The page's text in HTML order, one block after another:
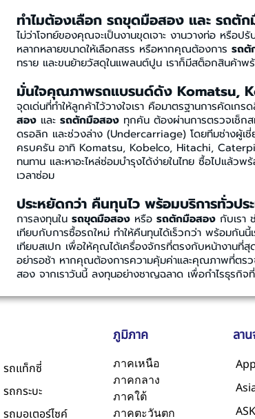
ทำไมต้องเลือก รถขุดมือสอง และ รถตัก
ไม่ว่าโจทย์ของคุณจะเป็นงานขุดเจาะ งานวางท่อ หรือ
หลากหลายขนาดให้เลือกสรร หรือหากคุณต้องการ รถตั
ทราย และขนย้ายวัสดุในแพลนต์ปูน เราก็มีสต็อกสินค้า
มั่นใจคุณภาพรถแบรนด์ดัง Komatsu,
จุดเด่นที่ทำให้ลูกค้าไว้วางใจเรา คือมาตรฐานการคัดเ
สอง และ รถตักมือสอง ทุกคัน ต้องผ่านการตรวจเช็ก
ดรอลิก และช่วงล่าง (Undercarriage) โดยทีมช่างผู้เ
ครบครัน อาทิ Komatsu, Kobelco, Hitachi,
ทนทาน และหาอะไหล่ซ่อมบำรุงได้ง่ายในไทย ซื้อไปแล้ว
เวลาซ่อม
ประหยัดกว่า คืนทุนไว พร้อมบริการทั่วปร
การลงทุนใน รถขุดมือสอง หรือ รถตักมือสอง กับเรา
เทียบกับการซื้อรถใหม่ ทำให้คืนทุนได้เร็วกว่า พร้อมกัน
เทียบสเปก เพื่อให้คุณได้เครื่องจักรที่ตรงกับหน้างานที่
อย่ารอช้า หากคุณต้องการความคุ้มค่าและคุณภาพที่ตร
สอง จากเราวันนี้ ลงทุนอย่างชาญฉลาด เพื่อกำไรธุรกิจ
รถแท็กซี่
รถกระบะ
รถมอเตอร์ไซค์
ภูมิภาค ลา
ภาคเหนือ
ภาคกลาง
ภาคใต้
ภาคตะวันตก